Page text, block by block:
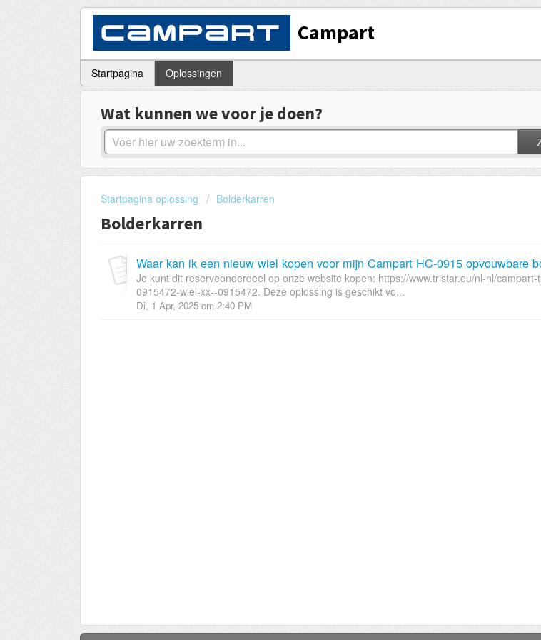
Campart
Startpagina Oplossingen
Wat kunnen we voor je doen?
Startpagina oplossing Bolderkarren
Bolderkarren
Je kunt dit reserveonderdeel op onze website kopen: https://www.tristar.eu/nl-nl/campart-
0915472-wiel-xx--0915472. Deze oplossing is geschikt vo...
Di, 1 Apr, 2025 om 2:40 PM